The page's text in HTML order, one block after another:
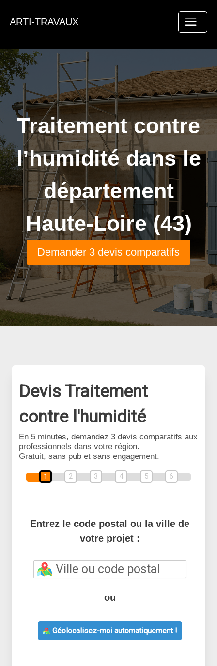
ARTI-TRAVAUX
Traitement contre
l’humidité dans le
département
Haute-Loire (43)
Demander 3 devis comparatifs
Devis Traitement
contre l'humidité
En 5 minutes, demandez 3 devis comparatifs aux
professionnels dans votre région.
Gratuit, sans pub et sans engagement.
1 2 3 4 5 6
Entrez le code postal ou la ville de
votre projet :
ou
Géolocalisez-moi automatiquement !